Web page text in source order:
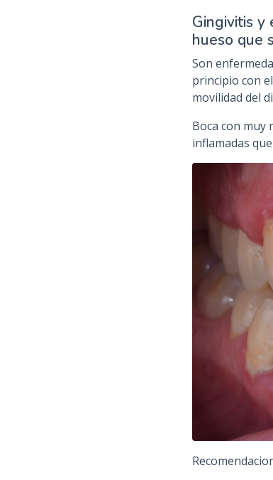
Gingivitis y
hueso que
Son
principio con
movilidad del
Boca con muy
inflamadas